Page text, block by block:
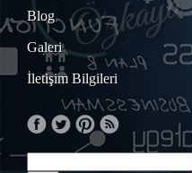
Blog
Galeri
İletişim Bilgileri